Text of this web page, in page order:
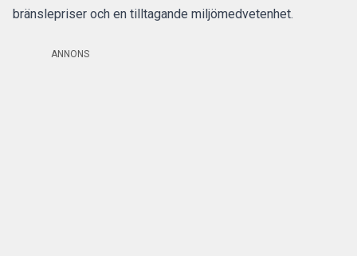
bränslepriser och en tilltagande miljömedvetenhet.
ANNONS